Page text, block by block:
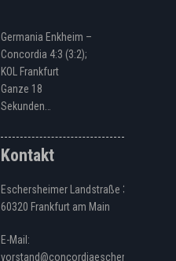
Germania Enkheim –
Concordia 4:3 (3:2);
KOL Frankfurt
Ganze 18
Sekunden…
Kontakt
Eschersheimer Landstraße 328
60320 Frankfurt am Main
E-Mail:
vorstand@concordiaeschersheim.de